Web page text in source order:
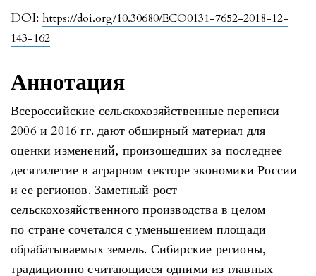
DOI: https://doi.org/10.30680/ECO0131-7652-2018-12-
143-162
Аннотация
Всероссийские сельскохозяйственные переписи
2006 и 2016 гг. дают обширный материал для
оценки изменений, произошедших за последнее
десятилетие в аграрном секторе экономики России
и ее регионов. Заметный рост
сельскохозяйственного производства в целом
по стране сочетался с уменьшением площади
обрабатываемых земель. Сибирские регионы,
традиционно считающиеся одними из главных